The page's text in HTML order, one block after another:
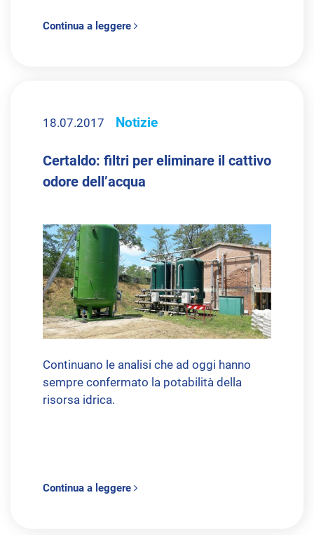
Continua a leggere
18.07.2017 Notizie
Certaldo: filtri per eliminare il cattivo
odore dell’acqua
Continuano le analisi che ad oggi hanno
sempre confermato la potabilità della
risorsa idrica.
Continua a leggere